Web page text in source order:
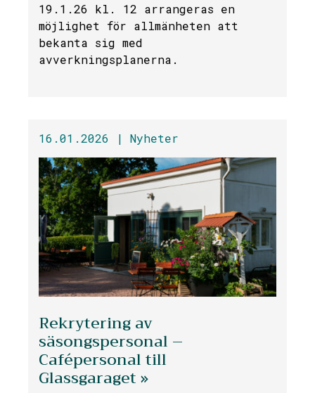
19.1.26 kl. 12 arrangeras en
möjlighet för allmänheten att
bekanta sig med
avverkningsplanerna.
16.01.2026 | Nyheter
Rekrytering av
säsongspersonal –
Cafépersonal till
Glassgaraget »